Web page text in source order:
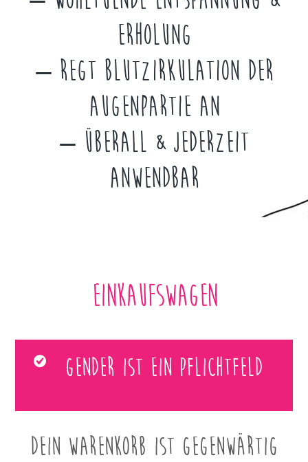
Erholung
– Regt Blutzirkulation der
Augenpartie an
– Überall & jederzeit
anwendbar
Einkaufswagen
Gender ist ein Pflichtfeld
Dein Warenkorb ist gegenwärtig